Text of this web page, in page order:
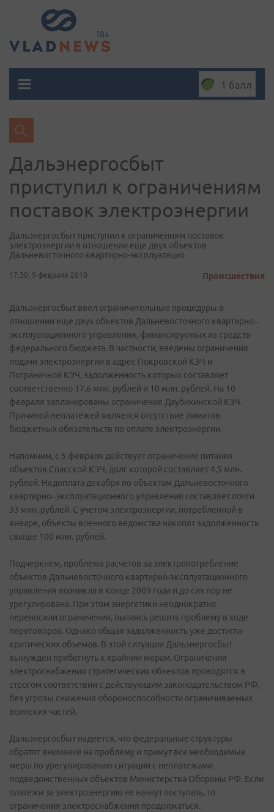
1 балл
Дальэнергосбыт
приступил к ограничениям
поставок электроэнергии
Дальэнергосбыт приступил к ограничениям поставок
электроэнергии в отношении еще двух объектов
Дальневосточного квартирно-эксплуатацио
17:30, 9 февраля 2010 Происшествия
Дальэнергосбыт ввел ограничительные процедуры в
отношении еще двух объектов Дальневосточного квартирно–
эксплуатационного управления, финансируемых из средств
федерального бюджета. В частности, введены ограничения
подачи электроэнергии в адрес Покровской КЭЧ и
Пограничной КЭЧ, задолженность которых составляет
соответственно 17,6 млн. рублей и 10 млн. рублей. На 10
февраля запланированы ограничения Даубихинской КЭЧ.
Причиной неплатежей является отсутствие лимитов
бюджетных обязательств по оплате электроэнергии.
Напомним, с 5 февраля действует ограничение питания
объектов Спасской КЭЧ, долг которой составляет 4,5 млн.
рублей. Недоплата декабря по объектам Дальневосточного
квартирно–эксплуатационного управления составляет почти
33 млн. рублей. С учетом электроэнергии, потребленной в
январе, объекты военного ведомства накопят задолженность
свыше 100 млн. рублей.
Подчеркнем, проблема расчетов за электропотребление
объектов Дальневосточного квартирно-эксплуатационного
управления возникла в конце 2009 года и до сих пор не
урегулирована. При этом энергетики неоднократно
переносили ограничения, пытаясь решить проблему в ходе
переговоров. Однако общая задолженность уже достигла
критических объемов. В этой ситуации Дальэнергосбыт
вынужден прибегнуть к крайним мерам. Ограничения
электроснабжения стратегических объектов проводятся в
строгом соответствии с действующим законодательством РФ,
без угрозы снижения обороноспособности ограничиваемых
воинских частей.
Дальэнергосбыт надеется, что федеральные структуры
обратят внимание на проблему и примут все необходимые
меры по урегулированию ситуации с неплатежами
подведомственных объектов Министерства Обороны РФ. Если
платежи за электроэнергию не начнут поступать, то
ограничения электроснабжения продолжаться.